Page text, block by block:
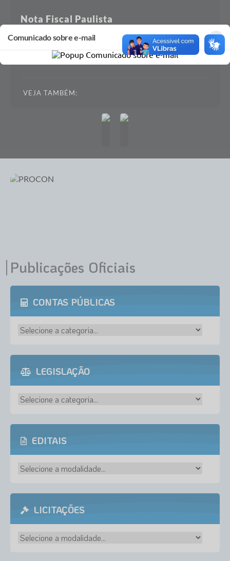
ATRATIVOS NATURAIS
TURISMO PEDAGÓGICO - RANCHO SANTA FÉ
Nota Fiscal Paulista
VEJA TAMBÉM:
Publicações Oficiais
CONTAS PÚBLICAS
LEGISLAÇÃO
EDITAIS
LICITAÇÕES
×
Transforme seu imposto em oportunidade ×
Comunicado sobre e-mail